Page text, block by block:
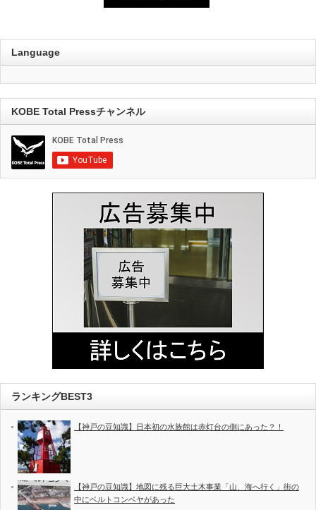
Language
KOBE Total Pressチャンネル
ランキングBEST3
【神戸の豆知識】日本初の水族館は赤灯台の側にあった？！
【神戸の豆知識】地図に残る巨大土木事業「山、海へ行く」街の
中にベルトコンベヤがあった